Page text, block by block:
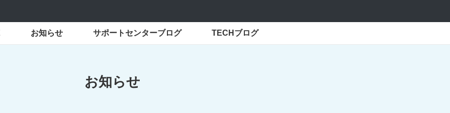
お知らせ サポートセンターブログ TECHブログ
お知らせ